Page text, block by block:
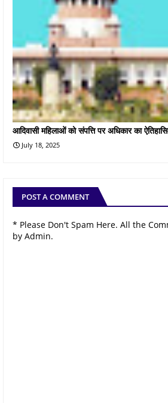
आदिवासी महिलाओं को संपत्ति पर अधिकार का
July 18, 2025
POST A COMMENT
* Please Don't Spam Here. All the
by Admin.